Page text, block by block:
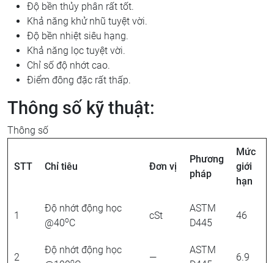
Độ bền thủy phân rất tốt.
Khả năng khử nhũ tuyệt vời.
Độ bền nhiệt siêu hạng.
Khả năng lọc tuyệt vời.
Chỉ số độ nhớt cao.
Điểm đông đặc rất thấp.
Thông số kỹ thuật:
Thông số
STT Chỉ tiêu Đơn vị
Phương
pháp
Mức
giới
hạn
1
Độ nhớt động học
@40oC
cSt
ASTM
D445
46
2
Độ nhớt động học
—
ASTM
6.9